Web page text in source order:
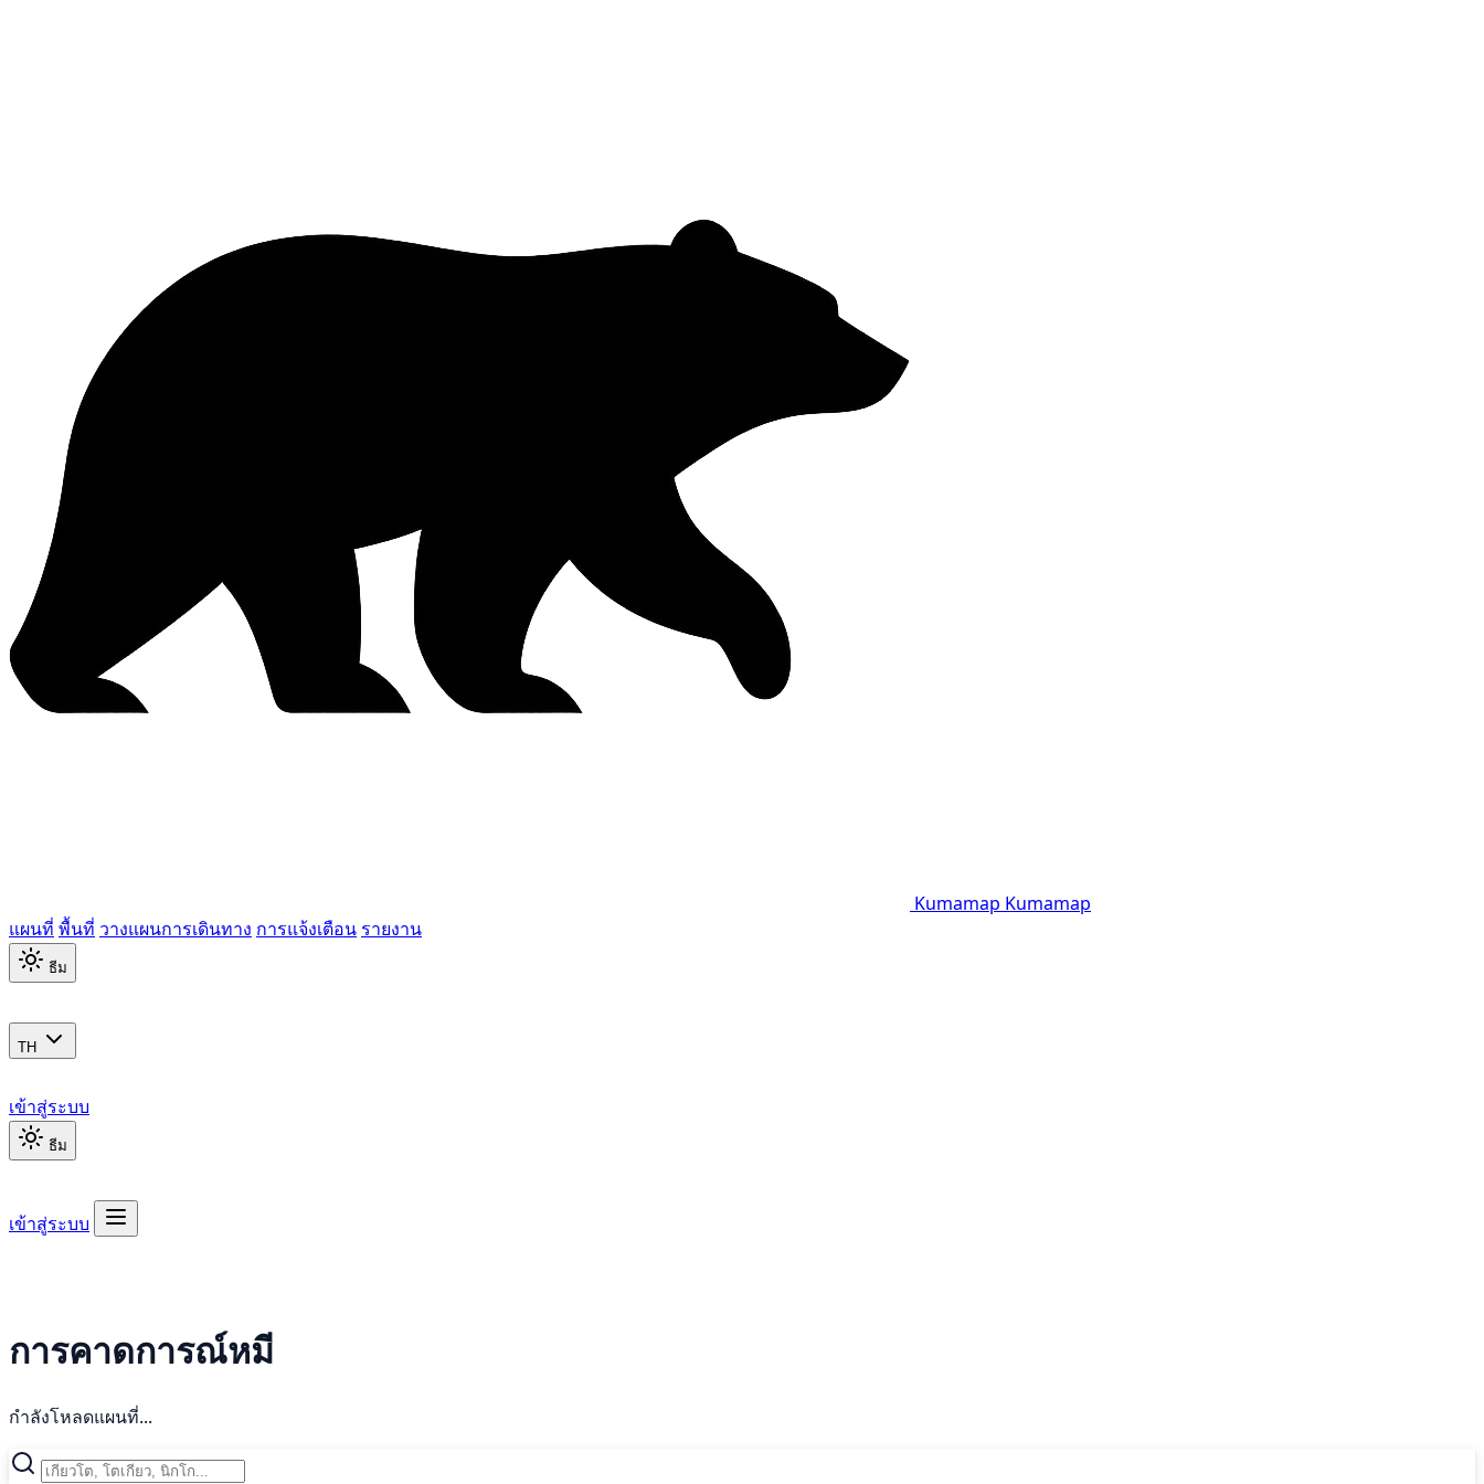
Kumamap Kumamap
แผนที่ พื้นที่ วางแผนการเดินทาง การแจ้งเตือน รายงาน
ธีม
TH
เข้าสู่ระบบ
ธีม
เข้าสู่ระบบ
การคาดการณ์หมี
กำลังโหลดแผนที่...